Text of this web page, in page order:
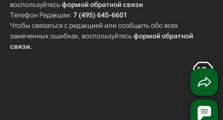
воспользуйтесьформой обратной связи
Телефон Редакции: 7 (495) 645-6601
Чтобы связаться с редакцией или сообщить обо всех
замеченных ошибках, воспользуйтесьформой обратной
связи.